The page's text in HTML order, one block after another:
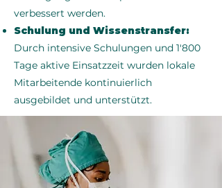
verbessert werden.
Schulung und Wissenstransfer:
Durch intensive Schulungen und 1'800
Tage aktive Einsatzzeit wurden lokale
Mitarbeitende kontinuierlich
ausgebildet und unterstützt.